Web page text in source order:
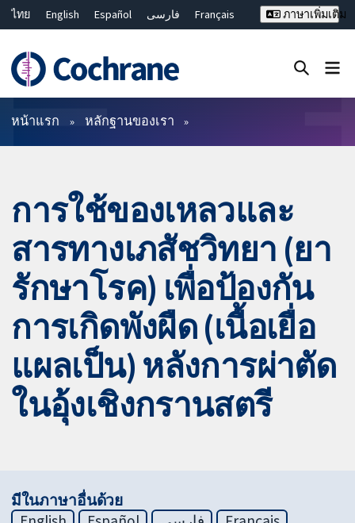
ไทย English Español فارسی
Français
Bahasa Malaysia
繁體中文 简体中文
ภาษาเพิ่มเติม
ตัวกรอง
หน้าแรก หลักฐานของเรา
การใช้ของเหลวและ
สารทางเภสัชวิทยา (ยา
รักษาโรค) เพื่อป้องกัน
การเกิดพังผืด (เนื้อเยื่อ
แผลเป็น) หลังการผ่าตัด
ในอุ้งเชิงกรานสตรี
มีในภาษาอื่นด้วย